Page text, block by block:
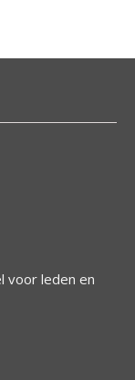
voor leden en